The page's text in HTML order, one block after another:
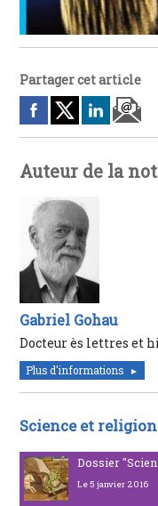
Partager cet article
Auteur de la
Gabriel Gohau
Docteur ès lettres et
Plus d'informations
Science et religion
Dossier
Le 5 janvier 2016